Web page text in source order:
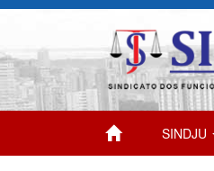
SINDJU